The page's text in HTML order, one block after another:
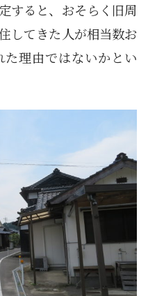
すると、おそらく旧周
してきた人が相当数お
た理由ではないかとい